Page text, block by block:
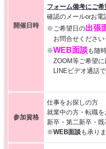
【お仕事相談会☆黒部市コラー
【お仕事相談会☆黒部市コラーレ
【中新川エリア】近くdeWORK
【お仕事相談会☆流通会館】
開催日時
フォーム備考にご
確認のメールorお電
※ご希望日の出張
お問合せくださ
※WEB面談も随
ZOOM等ご希望に
LINEビデオ通話
参加資格
仕事をお探しの方
就業中の方・転職
新卒・第二新卒・
※WEB面談も承り